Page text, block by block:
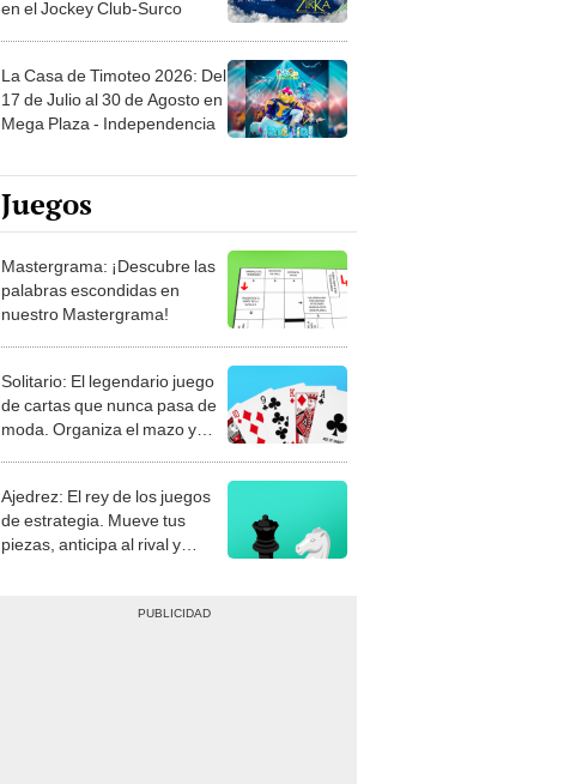
en el Jockey Club-Surco
La Casa de Timoteo 2026: Del
17 de Julio al 30 de Agosto en
Mega Plaza - Independencia
Juegos
Mastergrama: ¡Descubre las
palabras escondidas en
nuestro Mastergrama!
Solitario: El legendario juego
de cartas que nunca pasa de
moda. Organiza el mazo y
Ajedrez: El rey de los juegos
de estrategia. Mueve tus
piezas, anticipa al rival y